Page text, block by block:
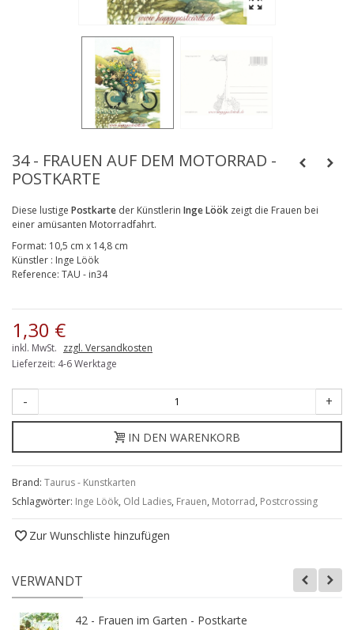
34 - FRAUEN AUF DEM MOTORRAD -
POSTKARTE
Diese lustige Postkarte der Künstlerin Inge Löök zeigt die Frauen bei
einer amüsanten Motorradfahrt.
Format: 10,5 cm x 14,8 cm
Künstler : Inge Löök
Reference: TAU - in34
1,30 €
inkl. MwSt. zzgl. Versandkosten
Lieferzeit: 4-6 Werktage
- +
IN DEN WARENKORB
Brand: Taurus - Kunstkarten
Schlagwörter: Inge Löök, Old Ladies, Frauen, Motorrad, Postcrossing
Zur Wunschliste hinzufügen
VERWANDT
42 - Frauen im Garten - Postkarte